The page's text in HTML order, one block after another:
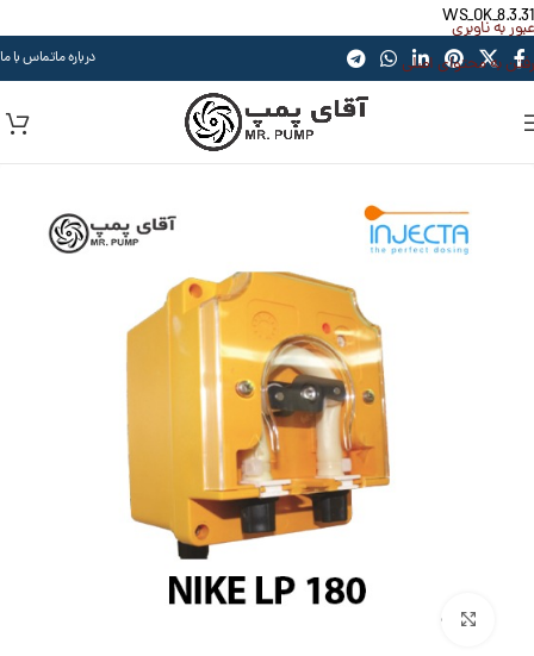
WS_OK_8.3.31
عبور به ناوبری
رفتن به محتوای اصلی
درباره ماتماس با ما
بزرگنمایی تصویر